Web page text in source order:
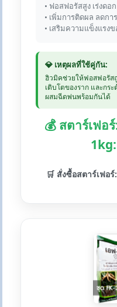
• ฟอสฟอรัสสูง เร่งดอก
• เพิ่มการติดผล ลดกา
• เสริมความแข็งแรงข
💎 เหตุผลที่ใช้คู่กัน:
ฮิวมิคช่วยให้ฟอสฟอรัส
เติบโตของราก และกร
ผสมฉีดพ่นพร้อมกันได้
💰 สตาร์เฟอ
🛒 สั่งซื้อสตาร์เฟอร์: